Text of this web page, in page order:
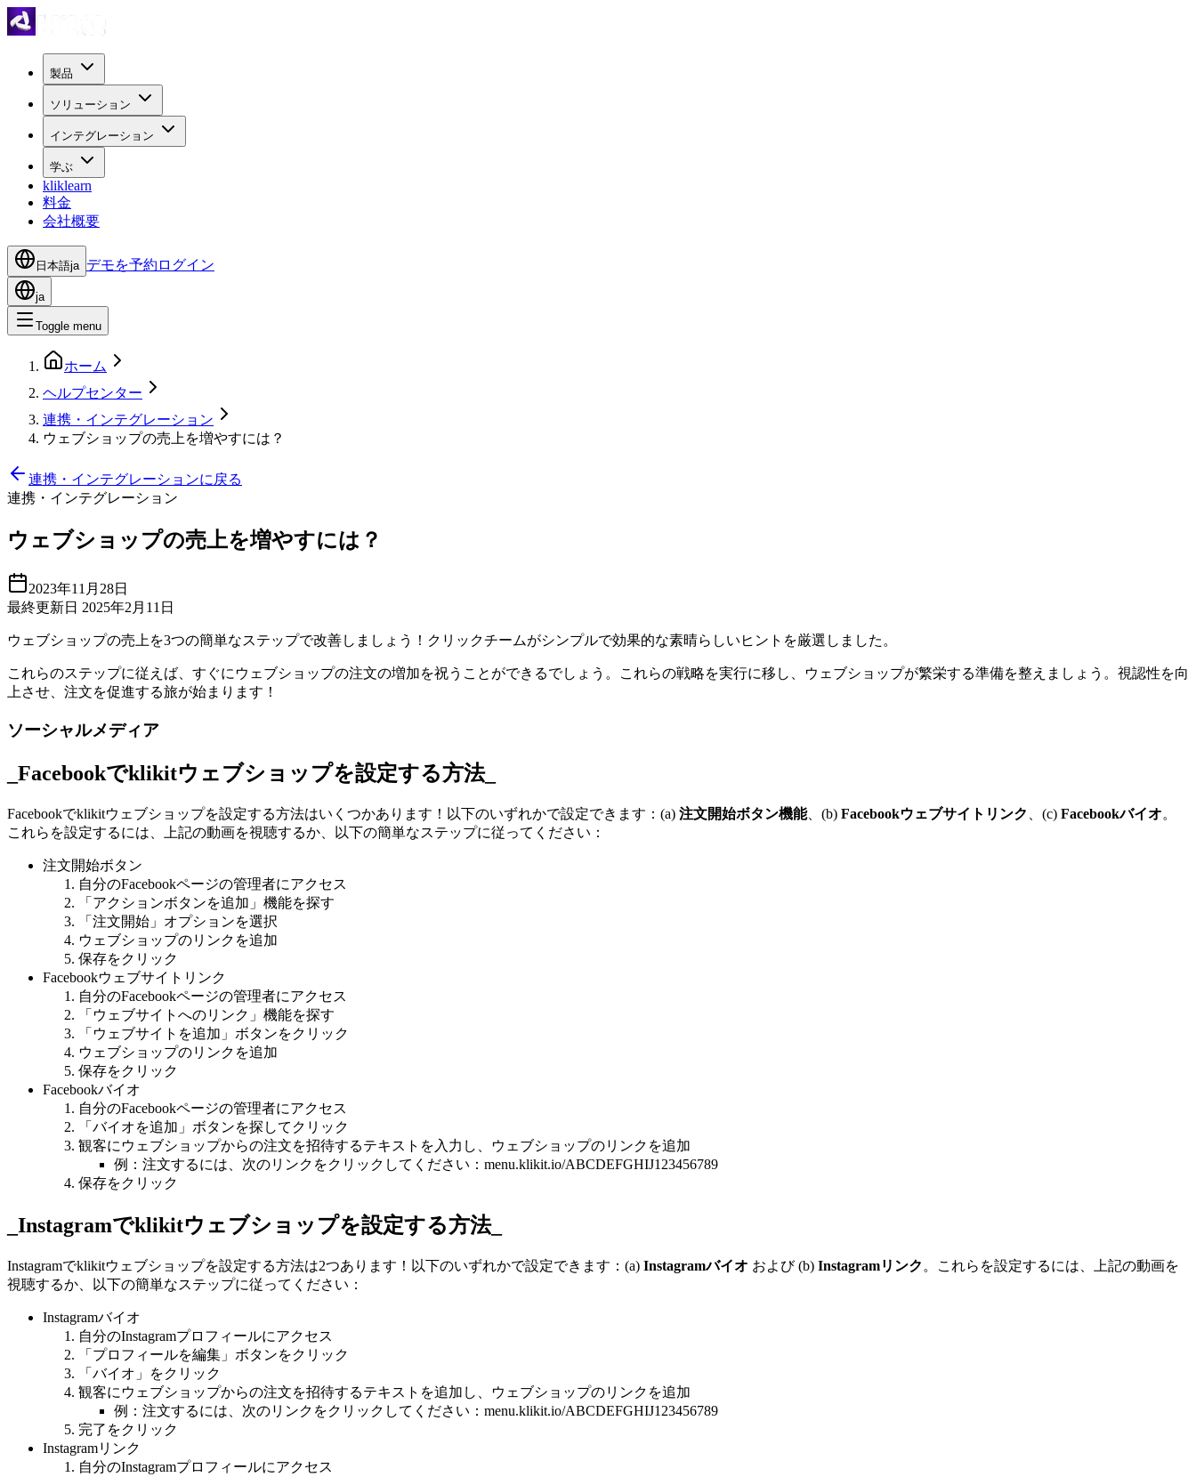
製品
ソリューション
インテグレーション
学ぶ
kliklearn
料金
会社概要
日本語ja デモを予約 ログイン
ja
Toggle menu
ホーム
ヘルプセンター
連携・インテグレーション
ウェブショップの売上を増やすには？
連携・インテグレーションに戻る
連携・インテグレーション
ウェブショップの売上を増やすには？
2023年11月28日
最終更新日 2025年2月11日
ウェブショップの売上を3つの簡単なステップで改善しましょう！クリックチームがシンプルで効果的な素晴らしいヒントを厳選しました。
これらのステップに従えば、すぐにウェブショップの注文の増加を祝うことができるでしょう。これらの戦略を実行に移し、ウェブショップが繁栄する準備を整えましょう。視認性を向
上させ、注文を促進する旅が始まります！
ソーシャルメディア
_Facebookでklikitウェブショップを設定する方法_
Facebookでklikitウェブショップを設定する方法はいくつかあります！以下のいずれかで設定できます：(a) 注文開始ボタン機能、(b) Facebookウェブサイトリンク 、(c) Facebookバイオ。
これらを設定するには、上記の動画を視聴するか、以下の簡単なステップに従ってください：
注文開始ボタン
自分のFacebookページの管理者にアクセス
「アクションボタンを追加」機能を探す
「注文開始」オプションを選択
ウェブショップのリンクを追加
保存をクリック
Facebookウェブサイトリンク
自分のFacebookページの管理者にアクセス
「ウェブサイトへのリンク」機能を探す
「ウェブサイトを追加」ボタンをクリック
ウェブショップのリンクを追加
保存をクリック
Facebookバイオ
自分のFacebookページの管理者にアクセス
「バイオを追加」ボタンを探してクリック
観客にウェブショップからの注文を招待するテキストを入力し、ウェブショップのリンクを追加
例：注文するには、次のリンクをクリックしてください：menu.klikit.io/ABCDEFGHIJ123456789
保存をクリック
_Instagramでklikitウェブショップを設定する方法_
Instagramでklikitウェブショップを設定する方法は2つあります！以下のいずれかで設定できます：(a) Instagramバイオ および (b) Instagramリンク 。これらを設定するには、上記の動画を
視聴するか、以下の簡単なステップに従ってください：
Instagramバイオ
自分のInstagramプロフィールにアクセス
「プロフィールを編集」ボタンをクリック
「バイオ」をクリック
観客にウェブショップからの注文を招待するテキストを追加し、ウェブショップのリンクを追加
例：注文するには、次のリンクをクリックしてください：menu.klikit.io/ABCDEFGHIJ123456789
完了をクリック
Instagramリンク
自分のInstagramプロフィールにアクセス